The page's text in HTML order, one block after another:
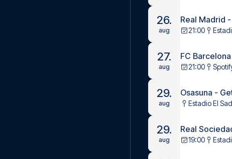
26.
aug
Real Madrid
21:00
27.
aug
FC
21:00
29.
aug
Osasuna -
Estadio El
29.
aug
Real
19:00